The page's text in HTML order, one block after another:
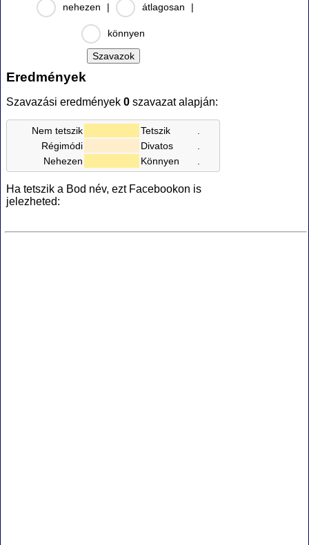
nehezen
| átlagosan |
könnyen
Eredmények
Szavazási eredmények 0 szavazat alapján:
Nem tetszik Tetszik
Régimódi
Divatos
Nehezen
Könnyen
Ha tetszik a Bod név, ezt Facebookon is
jelezheted: